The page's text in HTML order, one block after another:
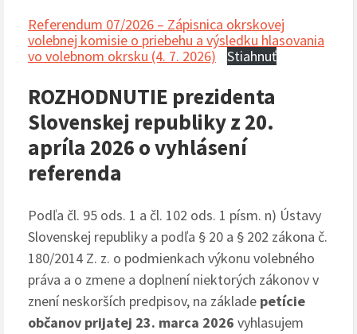
Referendum 07/2026 – Zápisnica okrskovej
volebnej komisie o priebehu a výsledku hlasovania
vo volebnom okrsku (4. 7. 2026)
Stiahnuť
ROZHODNUTIE prezidenta
Slovenskej republiky z 20.
apríla 2026 o vyhlásení
referenda
Podľa čl. 95 ods. 1 a čl. 102 ods. 1 písm. n) Ústavy
Slovenskej republiky a podľa § 20 a § 202 zákona č.
180/2014 Z. z. o podmienkach výkonu volebného
práva a o zmene a doplnení niektorých zákonov v
znení neskorších predpisov, na základe petície
občanov prijatej 23. marca 2026 vyhlasujem